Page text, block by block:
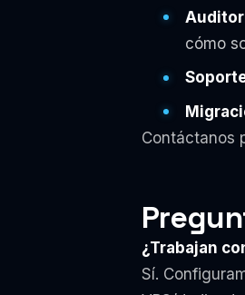
cómo
Contáctanos
¿Trabajan
Sí.